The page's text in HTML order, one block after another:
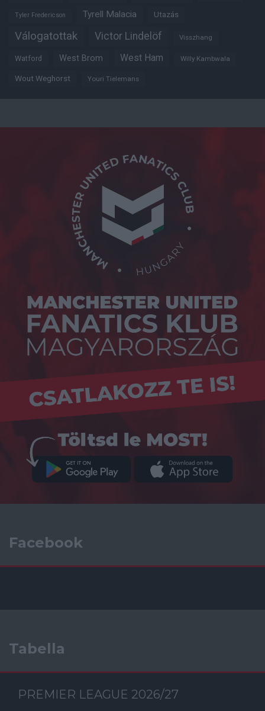
Tyler Fredericson Tyrell Malacia Utazás
Válogatottak Victor Lindelöf Visszhang
Watford West Brom West Ham Willy Kambwala
Wout Weghorst Youri Tielemans
Facebook
Tabella
PREMIER LEAGUE 2026/27